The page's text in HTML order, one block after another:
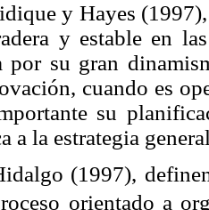
y Hayes
y estable en
por su gran
cuando es
su
a la estrategia
(1997),
orientado a